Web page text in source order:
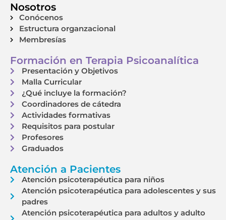
Nosotros
Conócenos
Estructura organzacional
Membresías
Formación en Terapia Psicoanalítica
Presentación y Objetivos
Malla Curricular
¿Qué incluye la formación?
Coordinadores de cátedra
Actividades formativas
Requisitos para postular
Profesores
Graduados
Atención a Pacientes
Atención psicoterapéutica para niños
Atención psicoterapéutica para adolescentes y sus
padres
Atención psicoterapéutica para adultos y adulto